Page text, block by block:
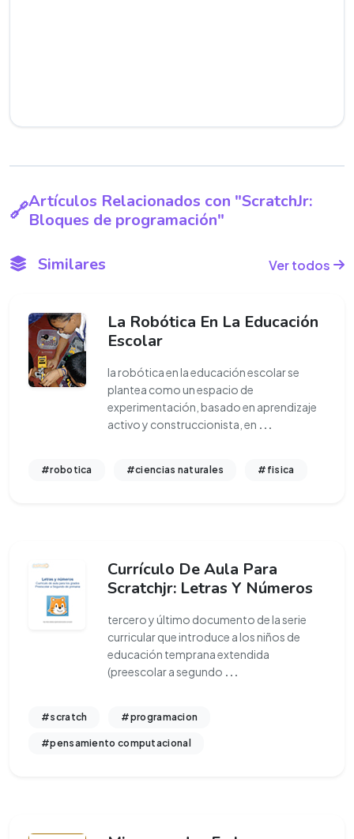
Artículos Relacionados con "ScratchJr:
Bloques de programación"
Similares Ver todos
La Robótica En La Educación
Escolar
la robótica en la educación escolar se
plantea como un espacio de
experimentación, basado en aprendizaje
activo y construccionista, en ...
#robotica #ciencias naturales #fisica
Currículo De Aula Para
Scratchjr: Letras Y Números
tercero y último documento de la serie
curricular que introduce a los niños de
educación temprana extendida
(preescolar a segundo ...
#scratch #programacion
#pensamiento computacional